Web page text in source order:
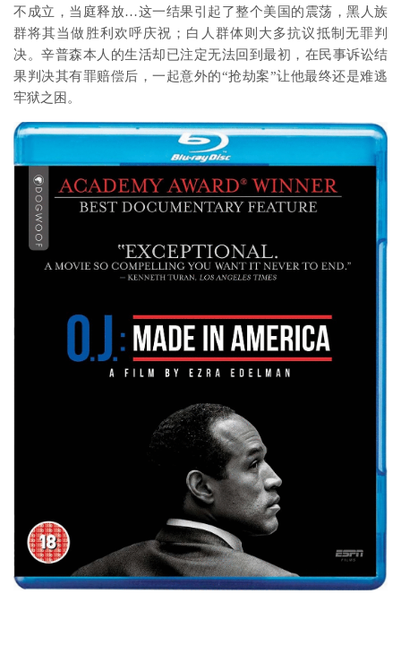
不成立，当庭释放…这一结果引起了整个美国的震荡，黑人族
群将其当做胜利欢呼庆祝；白人群体则大多抗议抵制无罪判
决。辛普森本人的生活却已注定无法回到最初，在民事诉讼结
果判决其有罪赔偿后，一起意外的“抢劫案”让他最终还是难逃
牢狱之困。